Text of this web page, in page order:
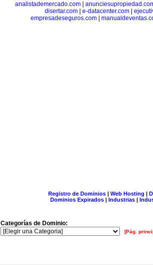
analistademercado.com
disertar.com| e-datacenter.com|
empresadeseguros.com
Registro de Dominios| Web Hosting |
Dominios Expirados | Industrias |
Categorías de Dominio:
[Pág.